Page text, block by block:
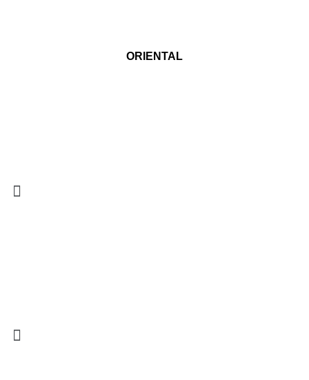
ORIENTAL